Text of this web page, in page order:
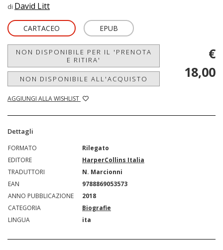
di David Litt
CARTACEO EPUB
NON DISPONIBILE PER IL 'PRENOTA
E RITIRA'
NON DISPONIBILE ALL'ACQUISTO
AGGIUNGI ALLA WISHLIST
€
18,00
Dettagli
FORMATO
Rilegato
EDITORE
HarperCollins Italia
TRADUTTORI
N. Marcionni
EAN
9788869053573
ANNO PUBBLICAZIONE
2018
CATEGORIA
Biografie
LINGUA
ita